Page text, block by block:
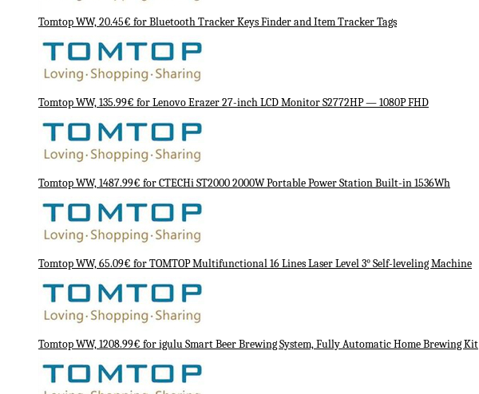
Tomtop WW, 20.45€ for Bluetooth Tracker Keys Finder and Item Tracker Tags
Tomtop WW, 135.99€ for Lenovo Erazer 27-inch LCD Monitor S2772HP — 1080P FHD
Tomtop WW, 1487.99€ for CTECHi ST2000 2000W Portable Power Station Built-in 1536Wh
Tomtop WW, 65.09€ for TOMTOP Multifunctional 16 Lines Laser Level 3° Self-leveling Machine
Tomtop WW, 1208.99€ for igulu Smart Beer Brewing System, Fully Automatic Home Brewing Kit